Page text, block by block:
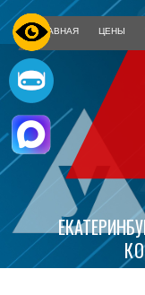
ГЛАВНАЯ ЦЕНЫ